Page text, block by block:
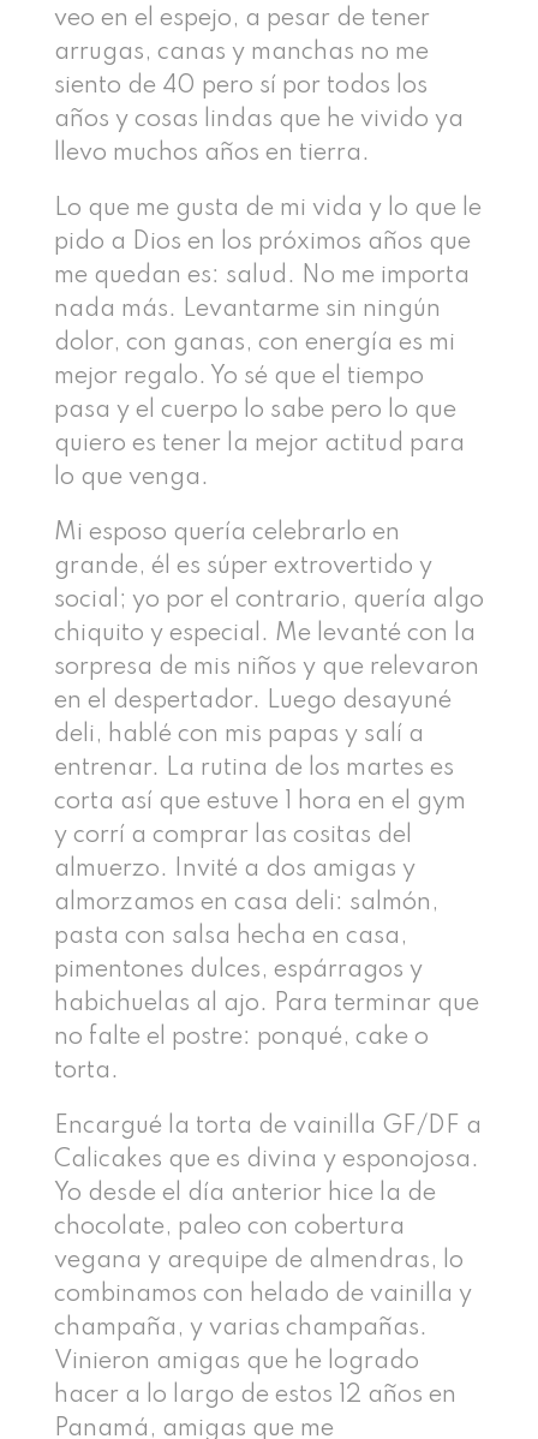
veo en el espejo, a pesar de tener
arrugas, canas y manchas no me
siento de 40 pero sí por todos los
años y cosas lindas que he vivido ya
llevo muchos años en tierra.
Lo que me gusta de mi vida y lo que le
pido a Dios en los próximos años que
me quedan es: salud. No me importa
nada más. Levantarme sin ningún
dolor, con ganas, con energía es mi
mejor regalo. Yo sé que el tiempo
pasa y el cuerpo lo sabe pero lo que
quiero es tener la mejor actitud para
lo que venga.
Mi esposo quería celebrarlo en
grande, él es súper extrovertido y
social; yo por el contrario, quería algo
chiquito y especial. Me levanté con la
sorpresa de mis niños y que relevaron
en el despertador. Luego desayuné
deli, hablé con mis papas y salí a
entrenar. La rutina de los martes es
corta así que estuve 1 hora en el gym
y corrí a comprar las cositas del
almuerzo. Invité a dos amigas y
almorzamos en casa deli: salmón,
pasta con salsa hecha en casa,
pimentones dulces, espárragos y
habichuelas al ajo. Para terminar que
no falte el postre: ponqué, cake o
torta.
Encargué la torta de vainilla GF/DF a
Calicakes que es divina y esponojosa.
Yo desde el día anterior hice la de
chocolate, paleo con cobertura
vegana y arequipe de almendras, lo
combinamos con helado de vainilla y
champaña, y varias champañas.
Vinieron amigas que he logrado
hacer a lo largo de estos 12 años en
Panamá, amigas que me